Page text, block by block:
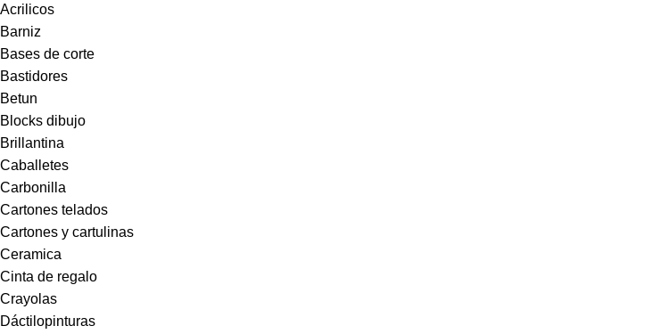
Acrilicos
Barniz
Bases de corte
Bastidores
Betun
Blocks dibujo
Brillantina
Caballetes
Carbonilla
Cartones telados
Cartones y cartulinas
Ceramica
Cinta de regalo
Crayolas
Dáctilopinturas